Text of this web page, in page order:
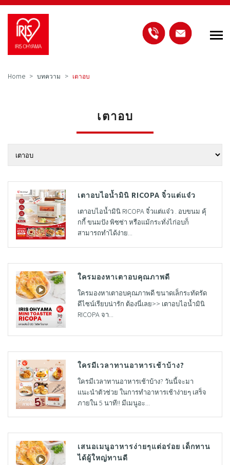
Home บทความ เตาอบ
เตาอบ
เตาอบไอน้ำมินิ RICOPA จิ๋วแต่แจ๋ว
เตาอบไอน้ำมินิ RICOPA จิ๋วแต่แจ๋ว . อบขนม คุ้
กกี้ ขนมปัง พิซซ่า หรือแม้กระทั่งไก่อบก็
สามารถทำได้ง่าย...
ใครมองหาเตาอบคุณภาพดี
ใครมองหาเตาอบคุณภาพดี ขนาดเล็กระทัดรัด
ดีไซน์เรียบน่ารัก ต้องนี่เลย>> เตาอบไอน้ำมินิ
RICOPA จา...
ใครมีเวลาทานอาหารเช้าบ้าง?
ใครมีเวลาทานอาหารเช้าบ้าง? วันนี้จะมา
แนะนำตัวช่วย ในการทำอาหารเช้าง่ายๆ เสร็จ
ภายใน 5 นาที!! มีเมนูอะ...
เสนอเมนูอาหารง่ายๆแต่อร่อย เด็กทาน
ได้ผู้ใหญ่ทานดี